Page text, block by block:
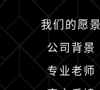
我们的愿景
公司背景
专业老师